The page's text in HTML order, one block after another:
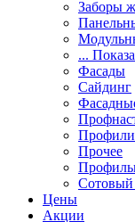
Заборы
...
Фасады
Сайдинг
Профили
Прочее
Сотовый
Цены
Акции